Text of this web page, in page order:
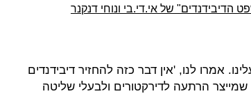
של אי.די.בי ונוחי דנקנר
התביעה ב־2012 צחקו עלינו. אמרו לנו, 'אין דבר כזה להחזיר דיבידנדים
זה סכום שמייצר הרתעה לדירקטורים ולבעלי שליטה